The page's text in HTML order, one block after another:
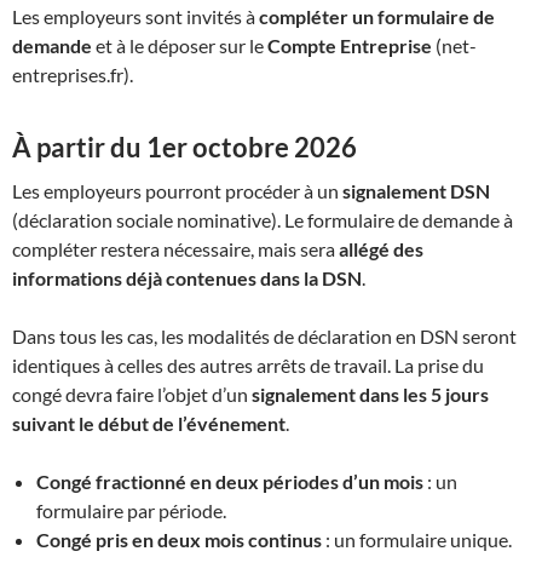
Les employeurs sont invités àcompléter un formulaire de
demande et à le déposer sur leCompte Entreprise (net-
entreprises.fr).
À partir du 1er octobre 2026
Les employeurs pourront procéder à un signalement DSN
(déclaration sociale nominative). Le formulaire de demande à
compléter restera nécessaire, mais seraallégé des
informations déjà contenues dans la DSN.
Dans tous les cas, les modalités de déclaration en DSN seront
identiques à celles des autres arrêts de travail. La prise du
congé devra faire l’objet d’un signalement dans les 5 jours
suivant le début de l’événement.
Congé fractionné en deux périodes d’un mois : un
formulaire par période.
Congé pris en deux mois continus : un formulaire unique.